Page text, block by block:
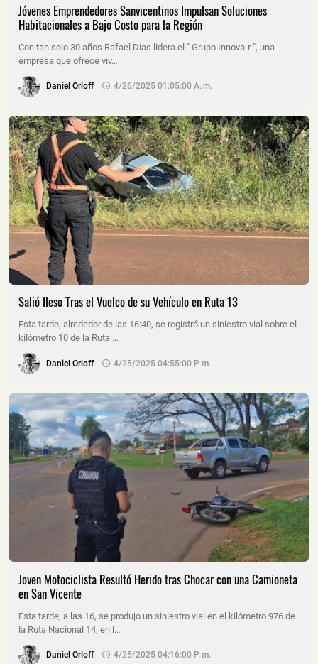
Jóvenes Emprendedores Sanvicentinos Impulsan Soluciones
Habitacionales a Bajo Costo para la Región
Con tan solo 30 años Rafael Días lidera el " Grupo Innova-r ", una
empresa que ofrece viv…
Daniel Orloff 4/26/2025 01:05:00 A. M.
Salió Ileso Tras el Vuelco de su Vehículo en Ruta 13
Esta tarde, alrededor de las 16:40, se registró un siniestro vial sobre el
kilómetro 10 de la Ruta …
Daniel Orloff 4/25/2025 04:55:00 P. M.
Joven Motociclista Resultó Herido tras Chocar con una Camioneta
en San Vicente
Esta tarde, a las 16, se produjo un siniestro vial en el kilómetro 976 de
la Ruta Nacional 14, en l…
Daniel Orloff 4/25/2025 04:16:00 P. M.